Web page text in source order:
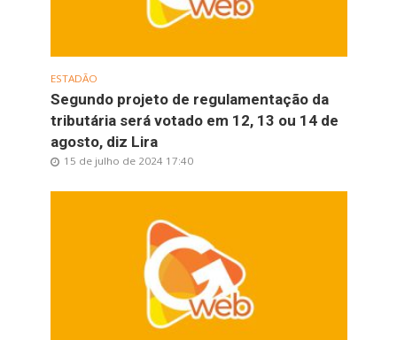
ESTADÃO
Segundo projeto de regulamentação da
tributária será votado em 12, 13 ou 14 de
agosto, diz Lira
15 de julho de 2024 17:40